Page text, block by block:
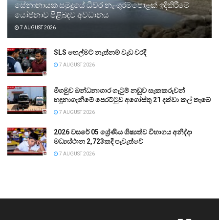
සේනානායක සමුද්‍රයේ ධීවර නැංගුරම්පොළක් ඉදිකිරීමේ
යෝජනාව පිළිබඳව අවධානය
7 AUGUST 2026
SLS හෙල්මට් නැත්නම් වැඩ වරදී
7 AUGUST 2026
මීගමුව බන්ධනාගාර ගැටුම් නඩුව සැකකරුවන්
හඳුනාගැනීමේ පෙරට්ටුව අගෝස්තු 21 දක්වා කල් තැබේ
7 AUGUST 2026
2026 වසරේ 05 ශ්‍රේණිය ශිෂ්‍යත්ව විභාගය අනිද්දා
මධ්‍යස්ථාන 2,723කදී පැවැත්වේ
7 AUGUST 2026